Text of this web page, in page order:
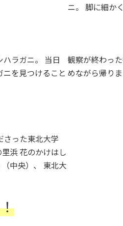
ニ。 脚に細か
ラガニ。 当日
を見つけること
観察が終わっ
めながら帰りま
さった東北大学
浜 花のかけはし
中央）、 東北大